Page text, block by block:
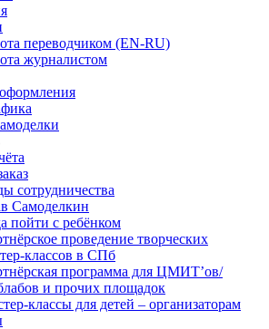
переводчиком (EN-RU)
журналистом
сотрудничества
Самоделкин
пойти с ребёнком
проведение творческих
классов в СПб
программа для ЦМИТ’ов/
и прочих площадок
классы для детей – организаторам